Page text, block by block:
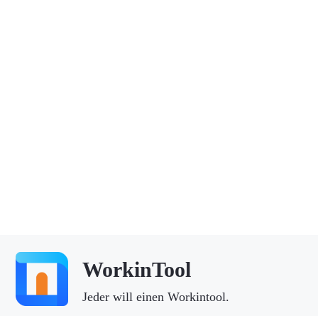
WorkinTool
Jeder will einen Workintool.